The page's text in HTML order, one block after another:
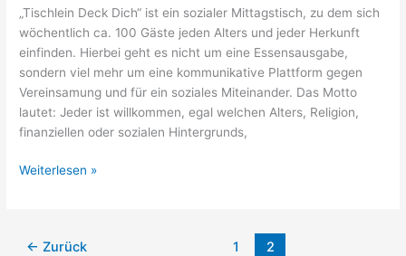
„Tischlein Deck Dich“ ist ein sozialer Mittagstisch, zu dem sich
wöchentlich ca. 100 Gäste jeden Alters und jeder Herkunft
einfinden. Hierbei geht es nicht um eine Essensausgabe,
sondern viel mehr um eine kommunikative Plattform gegen
Vereinsamung und für ein soziales Miteinander. Das Motto
lautet: Jeder ist willkommen, egal welchen Alters, Religion,
finanziellen oder sozialen Hintergrunds,
Tischlein
Weiterlesen »
← Zurück 1 2